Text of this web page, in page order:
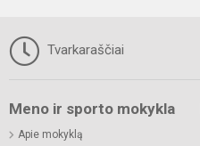
Tvarkaraščiai
Meno ir sporto mokykla
Apie mokyklą